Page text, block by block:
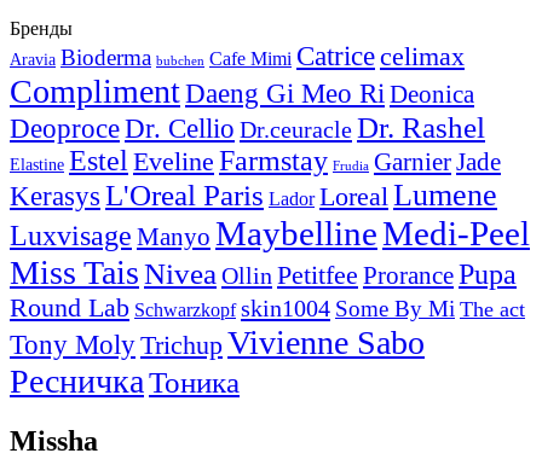
Бренды
Aravia Bioderma bubchen Cafe Mimi Catricecelimax
ComplimentDaeng Gi Meo RiDeonica
DeoproceDr. Cellio Dr.ceuracleDr. Rashel
Elastine EstelEveline Farmstay Frudia GarnierJade
Kerasys L'Oreal Paris Lador LorealLumene
Luxvisage Manyo MaybellineMedi-Peel
Miss TaisNivea Ollin Petitfee ProrancePupa
Round Lab Schwarzkopf skin1004 Some By Mi The act
Tony MolyTrichupVivienne Sabo
РесничкаТоника
Missha